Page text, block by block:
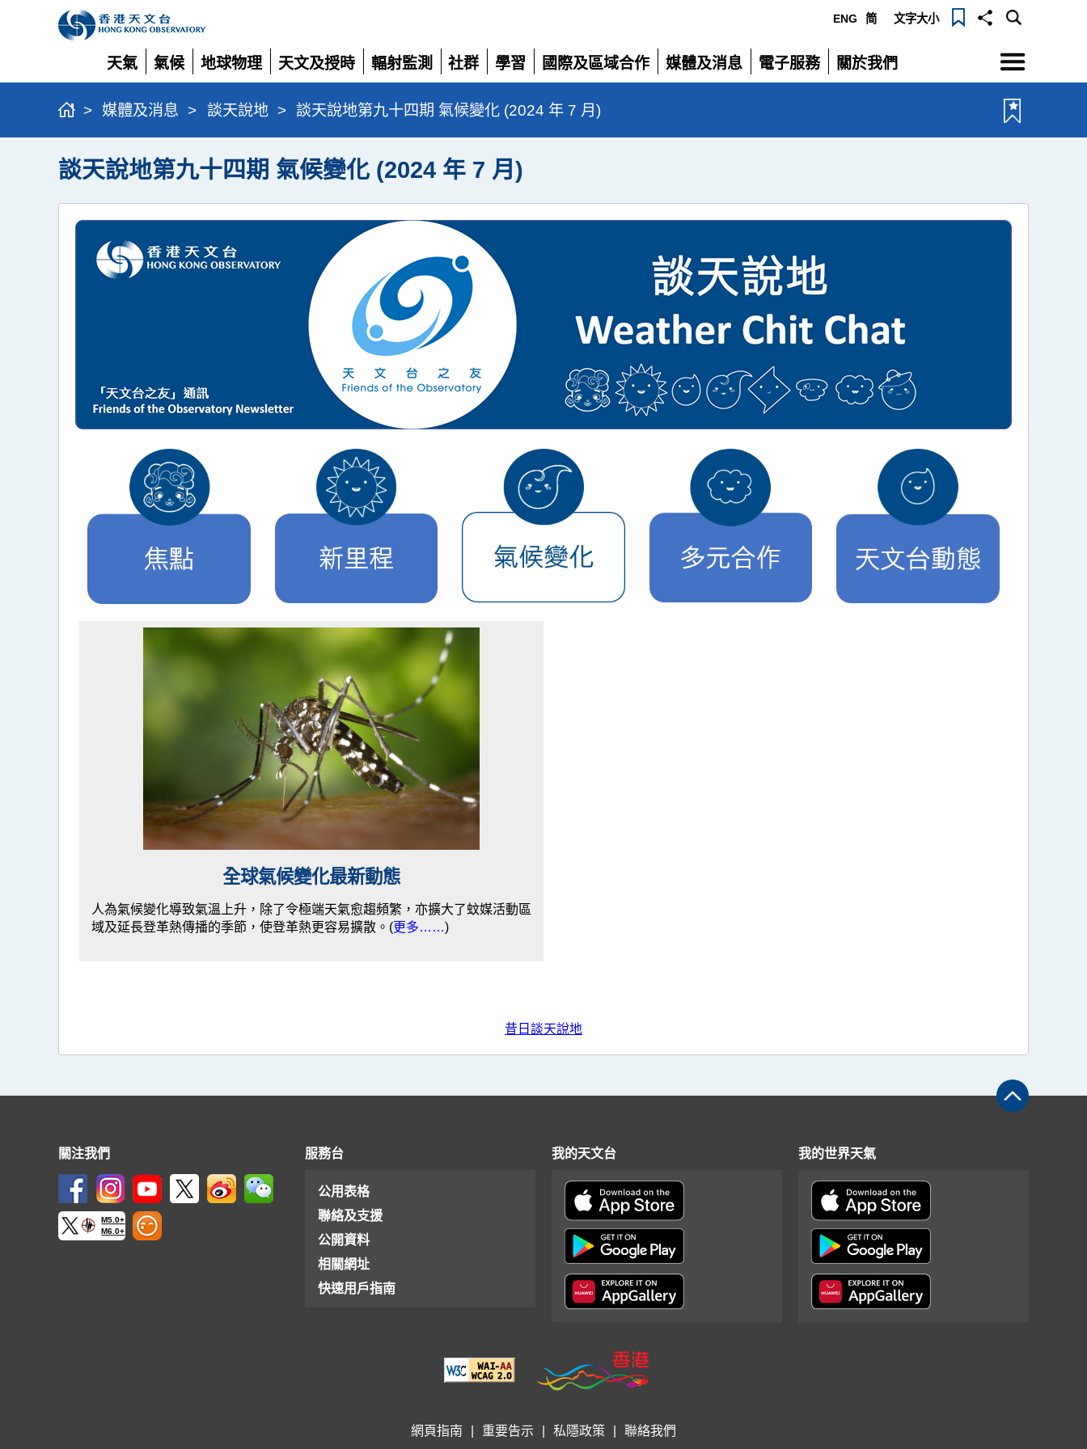
ENG 简 文字大小
天氣
展
開
氣候
展
開
地球物理
展
開
天文及授時
展
開
輻射監測
展
開
社群
展
開
學習
展
開
國際及區域合作
展
開
媒體及消息
展
電子服務
展
關於我們
展
選
單
> 媒體及消息 > 談天說地 > 談天說地第九十四期 氣候變化 (2024 年 7 月)
談天說地第九十四期 氣候變化 (2024 年 7 月)
全球氣候變化最新動態
人為氣候變化導致氣溫上升，除了令極端天氣愈趨頻繁，亦擴大了蚊媒活動區
域及延長登革熱傳播的季節，使登革熱更容易擴散。(更多……)
昔日談天說地
關注我們
M5.0+
M6.0+
服務台
公用表格
聯絡及支援
公開資料
相關網址
快速用戶指南
我的天文台 我的世界天氣
網頁指南 重要告示 私隱政策 聯絡我們